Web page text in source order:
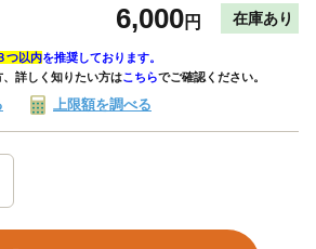
6,000円 在庫あり
つ以内を推奨しております。
詳しく知りたい方はこちらでご確認ください。
上限額を調べる